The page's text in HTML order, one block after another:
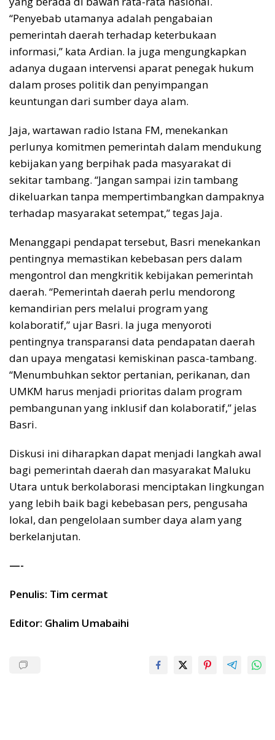
“Penyebab utamanya adalah pengabaian
pemerintah daerah terhadap keterbukaan
informasi,” kata Ardian. Ia juga mengungkapkan
adanya dugaan intervensi aparat penegak hukum
dalam proses politik dan penyimpangan
keuntungan dari sumber daya alam.
Jaja, wartawan radio Istana FM, menekankan
perlunya komitmen pemerintah dalam mendukung
kebijakan yang berpihak pada masyarakat di
sekitar tambang. “Jangan sampai izin tambang
dikeluarkan tanpa mempertimbangkan dampaknya
terhadap masyarakat setempat,” tegas Jaja.
Menanggapi pendapat tersebut, Basri menekankan
pentingnya memastikan kebebasan pers dalam
mengontrol dan mengkritik kebijakan pemerintah
daerah. “Pemerintah daerah perlu mendorong
kemandirian pers melalui program yang
kolaboratif,” ujar Basri. Ia juga menyoroti
pentingnya transparansi data pendapatan daerah
dan upaya mengatasi kemiskinan pasca-tambang.
“Menumbuhkan sektor pertanian, perikanan, dan
UMKM harus menjadi prioritas dalam program
pembangunan yang inklusif dan kolaboratif,” jelas
Basri.
Diskusi ini diharapkan dapat menjadi langkah awal
bagi pemerintah daerah dan masyarakat Maluku
Utara untuk berkolaborasi menciptakan lingkungan
yang lebih baik bagi kebebasan pers, pengusaha
lokal, dan pengelolaan sumber daya alam yang
berkelanjutan.
—-
Penulis: Tim cermat
Editor: Ghalim Umabaihi